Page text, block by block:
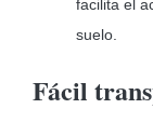
facilita el
suelo.
Fácil